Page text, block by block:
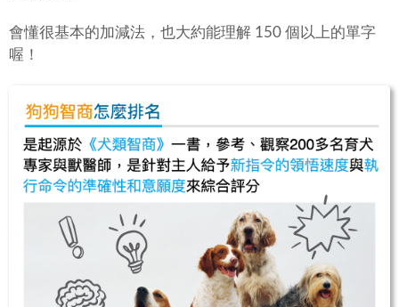
會懂很基本的加減法，也大約能理解 150 個以上的單字
喔！